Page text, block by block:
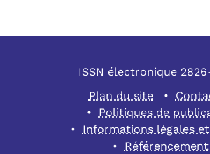
ISSN électronique
Plan du site
Politiques de
Informations légales
Référencement